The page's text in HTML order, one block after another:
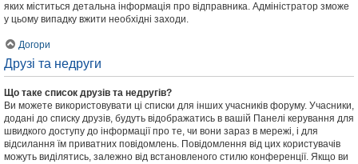
яких міститься детальна інформація про відправника. Адміністратор зможе
у цьому випадку вжити необхідні заходи.
Догори
Друзі та недруги
Що таке список друзів та недругів?
Ви можете використовувати ці списки для інших учасників форуму. Учасники,
додані до списку друзів, будуть відображатись в вашій Панелі керування для
швидкого доступу до інформації про те, чи вони зараз в мережі, і для
відсилання їм приватних повідомлень. Повідомлення від цих користувачів
можуть виділятись, залежно від встановленого стилю конференції. Якщо ви